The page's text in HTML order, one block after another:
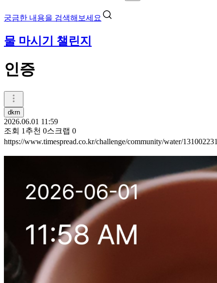
궁금한 내용을 검색해보세요
물 마시기 챌린지
인증
dkrn
2026.06.01 11:59
조회 1 추천 0스크랩 0
https://www.timespread.co.kr/challenge/community/water/131002231